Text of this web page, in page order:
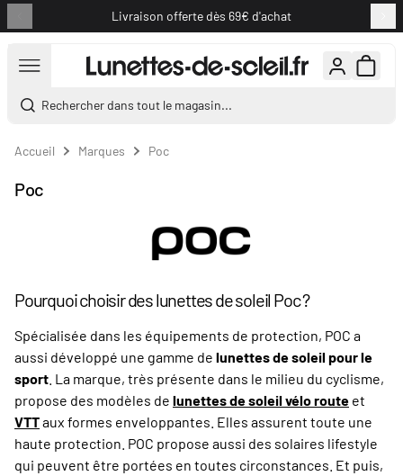
Livraison offerte dès 69€ d'achat
Rechercher dans tout le magasin...
Accueil Marques Poc
Poc
Pourquoi choisir des lunettes de soleil Poc ?
Spécialisée dans les équipements de protection, POC a
aussi développé une gamme de lunettes de soleil pour le
sport . La marque, très présente dans le milieu du cyclisme,
propose des modèles de lunettes de soleil vélo route et
VTTaux formes enveloppantes. Elles assurent toute une
haute protection. POC propose aussi des solaires lifestyle
qui peuvent être portées en toutes circonstances. Et puis,